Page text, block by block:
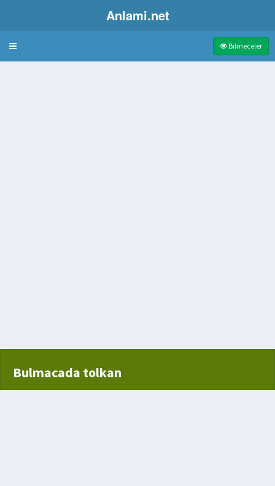
Anlami.net
Bulmaca Bilmeceler
Bulmacada tolkan